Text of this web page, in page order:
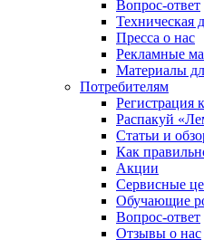
Вопрос-ответ
Техническая
Пресса о нас
Рекламные
Материалы
Потребителям
Регистрация
Распакуй
Статьи и
Как
Акции
Сервисные
Обучающие
Вопрос-ответ
Отзывы о нас